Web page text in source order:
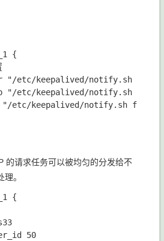
{
"/etc/keepalived/notify.sh
的请求任务可以被均匀的分发给不
。
{
50